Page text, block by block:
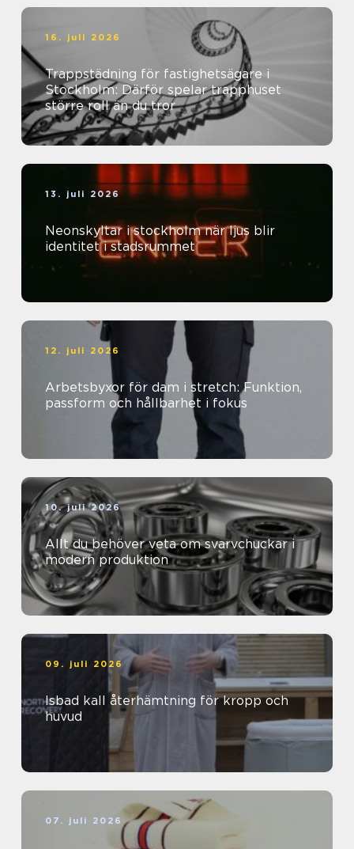
16. juli 2026
Trappstädning för fastighetsägare i
Stockholm: Därför spelar trapphuset
större roll än du tror
13. juli 2026
Neonskyltar i stockholm när ljus blir
identitet i stadsrummet
12. juli 2026
Arbetsbyxor för dam i stretch: Funktion,
passform och hållbarhet i fokus
10. juli 2026
Allt du behöver veta om svarvchuckar i
modern produktion
09. juli 2026
Isbad kall återhämtning för kropp och
huvud
07. juli 2026